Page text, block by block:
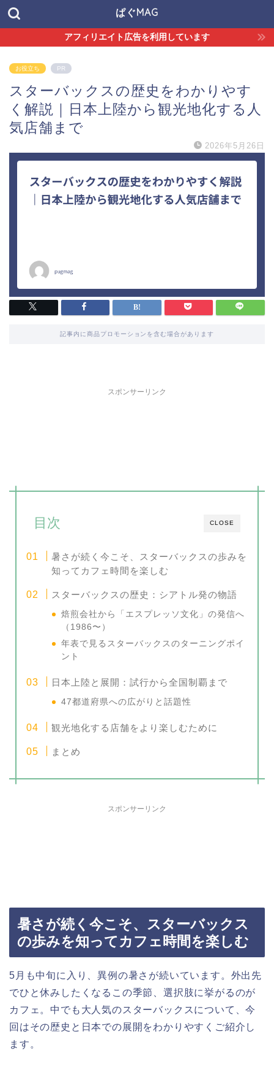
ぱぐMAG
アフィリエイト広告を利用しています
お役立ち PR
スターバックスの歴史をわかりやす
く解説｜日本上陸から観光地化する人
気店舗まで
2026年5月26日
記事内に商品プロモーションを含む場合があります
スポンサーリンク
CLOSE
目次
暑さが続く今こそ、スターバックスの歩みを
知ってカフェ時間を楽しむ
スターバックスの歴史：シアトル発の物語
焙煎会社から「エスプレッソ文化」の発信へ
（1986〜）
年表で見るスターバックスのターニングポイ
ント
日本上陸と展開：試行から全国制覇まで
47都道府県への広がりと話題性
観光地化する店舗をより楽しむために
まとめ
スポンサーリンク
暑さが続く今こそ、スターバックス
の歩みを知ってカフェ時間を楽しむ
5月も中旬に入り、異例の暑さが続いています。外出先
でひと休みしたくなるこの季節、選択肢に挙がるのが
カフェ。中でも大人気のスターバックスについて、今
回はその歴史と日本での展開をわかりやすくご紹介し
ます。